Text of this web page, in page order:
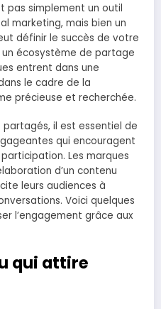
pas simplement un outil
marketing, mais bien un
définir le succès de votre
écosystème de partage
entrent dans une
le cadre de la
précieuse et recherchée.
partagés, il est essentiel de
qui encouragent
Les marques
d’un contenu
leurs audiences à
Voici quelques
l’engagement grâce aux
qui attire